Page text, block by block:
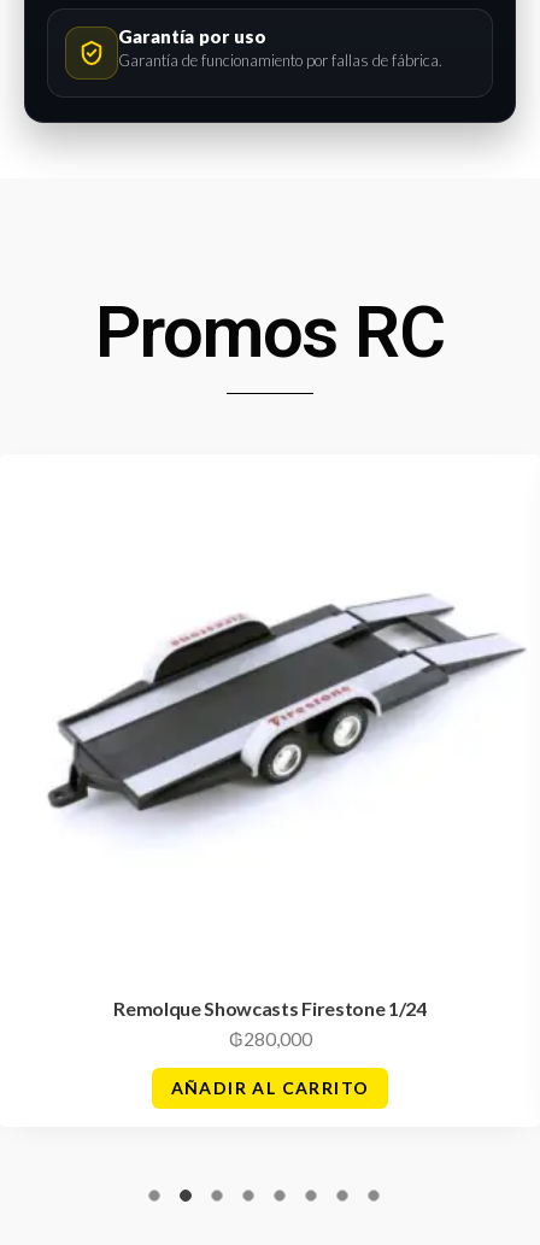
Garantía por uso
Garantía de funcionamiento por fallas de fábrica.
Promos RC
Remolque Showcasts Firestone 1/24
₲280,000
AÑADIR AL CARRITO